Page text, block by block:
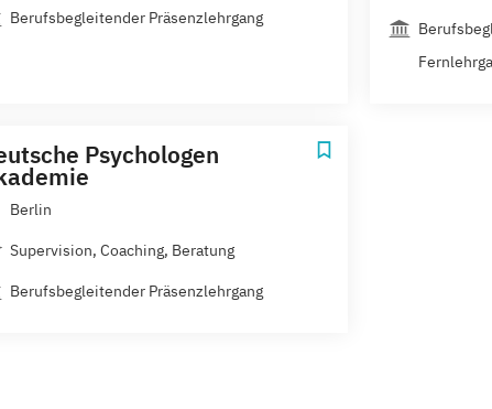
Berufsbegleitender Präsenzlehrgang
Psychologen
Berlin
Supervision, Coaching, Beratung
Berufsbegleitender Präsenzlehrgang